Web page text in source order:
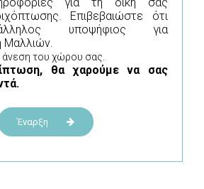
Επιβεβαιώστε ότι
υποψήφιος για
άνεση του χώρου σας.
θα χαρούμε να σας
Έναρξη